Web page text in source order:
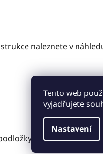
Tento web
vyjadřujete
Nastavení
naleznete v